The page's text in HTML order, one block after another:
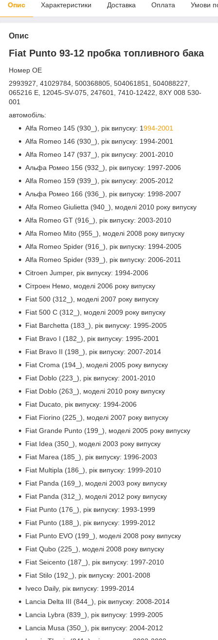
Опис Характеристики Доставка Оплата Умови
Опис
Fiat Punto 93-12 пробка топливного бака
Номер OE
2993927, 41029784, 500368805, 504061851, 504088227,
065216 E, 12045-SV-075, 247601, 7410-12422, 8XY 008 530-
001
автомобіль:
Alfa Romeo 145 (930_), рік випуску: 1994-2001
Alfa Romeo 146 (930_), рік випуску: 1994-2001
Alfa Romeo 147 (937_), рік випуску: 2001-2010
Альфа Ромео 156 (932_), рік випуску: 1997-2006
Alfa Romeo 159 (939_), рік випуску: 2005-2012
Альфа Ромео 166 (936_), рік випуску: 1998-2007
Alfa Romeo Giulietta (940_), моделі 2010 року випуску
Alfa Romeo GT (916_), рік випуску: 2003-2010
Alfa Romeo Mito (955_), моделі 2008 року випуску
Alfa Romeo Spider (916_), рік випуску: 1994-2005
Alfa Romeo Spider (939_), рік випуску: 2006-2011
Citroen Jumper, рік випуску: 1994-2006
Сітроен Немо, моделі 2006 року випуску
Fiat 500 (312_), моделі 2007 року випуску
Fiat 500 C (312_), моделі 2009 року випуску
Fiat Barchetta (183_), рік випуску: 1995-2005
Fiat Bravo I (182_), рік випуску: 1995-2001
Fiat Bravo II (198_), рік випуску: 2007-2014
Fiat Croma (194_), моделі 2005 року випуску
Fiat Doblo (223_), рік випуску: 2001-2010
Fiat Doblo (263_), моделі 2010 року випуску
Fiat Ducato, рік випуску: 1994-2006
Fiat Fiorino (225_), моделі 2007 року випуску
Fiat Grande Punto (199_), моделі 2005 року випуску
Fiat Idea (350_), моделі 2003 року випуску
Fiat Marea (185_), рік випуску: 1996-2003
Fiat Multipla (186_), рік випуску: 1999-2010
Fiat Panda (169_), моделі 2003 року випуску
Fiat Panda (312_), моделі 2012 року випуску
Fiat Punto (176_), рік випуску: 1993-1999
Fiat Punto (188_), рік випуску: 1999-2012
Fiat Punto EVO (199_), моделі 2008 року випуску
Fiat Qubo (225_), моделі 2008 року випуску
Fiat Seicento (187_), рік випуску: 1997-2010
Fiat Stilo (192_), рік випуску: 2001-2008
Iveco Daily, рік випуску: 1999-2014
Lancia Delta III (844_), рік випуску: 2008-2014
Lancia Lybra (839_), рік випуску: 1999-2005
Lancia Musa (350_), рік випуску: 2004-2012